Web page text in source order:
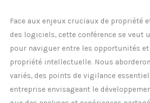
Face aux enjeux cruciaux de propriété
des logiciels, cette conférence se veut
pour naviguer entre les opportunités et
propriété intellectuelle. Nous
variés, des points de vigilance
entreprise envisageant le